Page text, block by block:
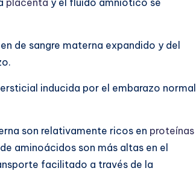
de sangre materna expandido y del
inducida por el embarazo normal
son relativamente ricos en proteínas
aminoácidos son más altas en el
facilitado a través de la